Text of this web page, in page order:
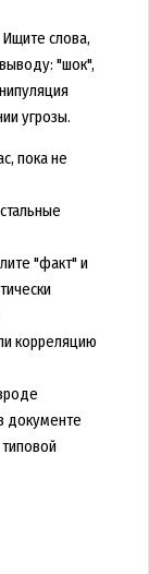
Ищите слова,
"шок",
угрозы.
пока не
"факт" и
корреляцию
документе